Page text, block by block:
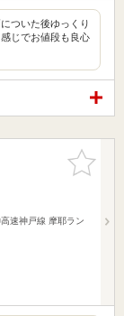
ついた後ゆっくり
じでお値段も良心
お気に入
りに追加
速神戸線 摩耶ラン